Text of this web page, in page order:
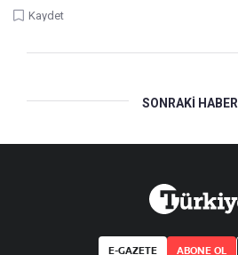
Kaydet
SONRAKİ HABER
E-GAZETE ABONE OL